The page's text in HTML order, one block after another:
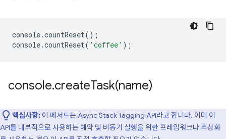
console.countReset();
console.countReset( 'coffee' );
console.createTask(name)
핵심사항: 이 메서드는 Async Stack Tagging API라고 합니다. 이미 이
API를 내부적으로 사용하는 예약 및 비동기 실행을 위한 프레임워크나 추상화